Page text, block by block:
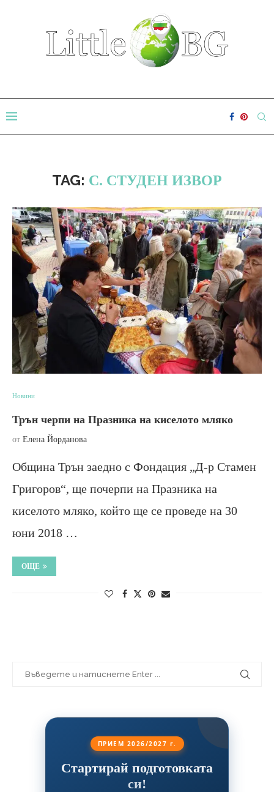
TAG: С. СТУДЕН ИЗВОР
Новини
Трън черпи на Празника на киселото мляко
от Елена Йорданова
Община Трън заедно с Фондация „Д-р Стамен
Григоров“, ще почерпи на Празника на
киселото мляко, който ще се проведе на 30
юни 2018 …
ОЩЕ
ПРИЕМ 2026/2027 г.
Стартирай подготовката
си!